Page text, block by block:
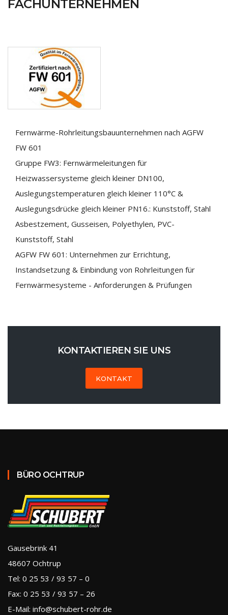
FACHUNTERNEHMEN
Fernwärme-Rohrleitungsbauunternehmen nach AGFW
FW 601
Gruppe FW3: Fernwärmeleitungen für
Heizwassersysteme gleich kleiner DN100,
Auslegungstemperaturen gleich kleiner 110°C &
Auslegungsdrücke gleich kleiner PN16.: Kunststoff, Stahl
Asbestzement, Gusseisen, Polyethylen, PVC-
Kunststoff, Stahl
AGFW FW 601: Unternehmen zur Errichtung,
Instandsetzung & Einbindung von Rohrleitungen für
Fernwärmesysteme - Anforderungen & Prüfungen
KONTAKTIEREN SIE UNS
KONTAKT
BÜRO OCHTRUP
Gausebrink 41
48607 Ochtrup
Tel: 0 25 53 / 93 57 – 0
Fax: 0 25 53 / 93 57 – 26
E-Mail: info@schubert-rohr.de